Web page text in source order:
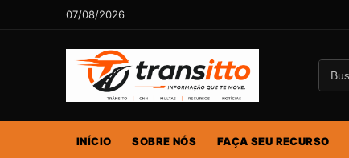
07/08/2026
INÍCIO SOBRE NÓS FAÇA SEU RECURSO